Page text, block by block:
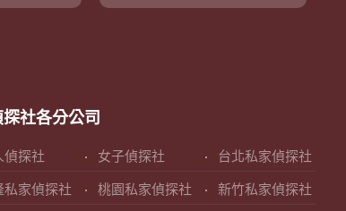
社各分公司
偵探社 女子偵探社 台北私家偵探社
私家偵探社 桃園私家偵探社 新竹私家偵探社